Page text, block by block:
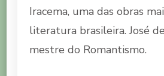
Iracema, uma das obras
literatura brasileira. José
mestre do Romantismo.